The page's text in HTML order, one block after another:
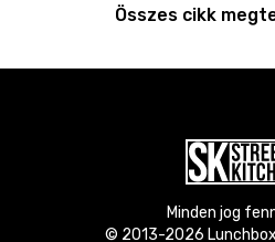
Összes cikk
Minden jog
© 2013-2026